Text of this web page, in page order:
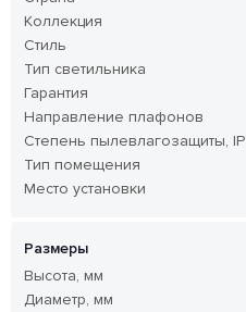
Коллекция
Стиль
Тип светильника
Гарантия
Направление плафонов
Степень пылевлагозащиты, IP
Тип помещения
Место установки
Размеры
Высота, мм
Диаметр, мм